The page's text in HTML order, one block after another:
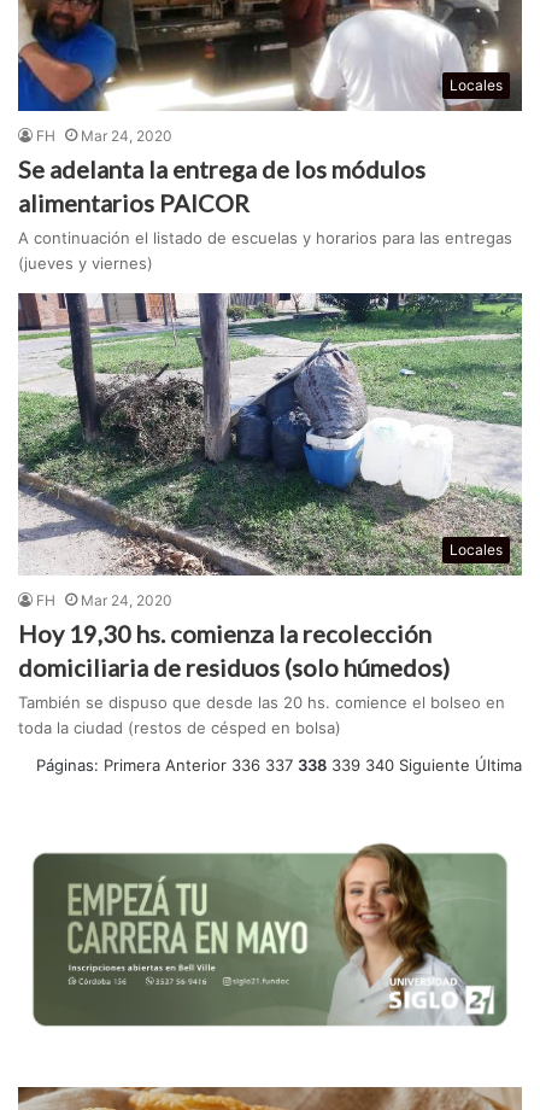
Locales
FH Mar 24, 2020
Se adelanta la entrega de los módulos
alimentarios PAICOR
A continuación el listado de escuelas y horarios para las entregas
(jueves y viernes)
Locales
FH Mar 24, 2020
Hoy 19,30 hs. comienza la recolección
domiciliaria de residuos (solo húmedos)
También se dispuso que desde las 20 hs. comience el bolseo en
toda la ciudad (restos de césped en bolsa)
Páginas: Primera Anterior 336 337 338 339 340 Siguiente Última